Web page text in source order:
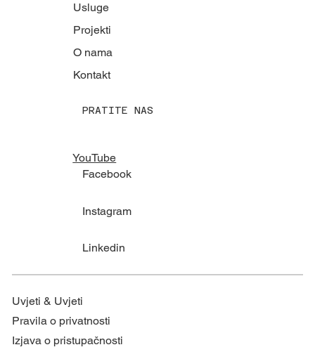
Usluge
Projekti
O nama
Kontakt
PRATITE NAS
Facebook
YouTube
Instagram
Linkedin
Uvjeti & Uvjeti
Pravila o privatnosti
Izjava o pristupačnosti